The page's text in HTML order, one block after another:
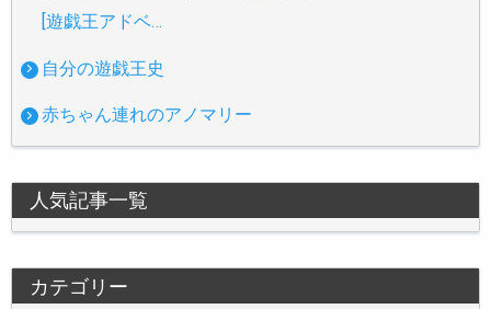
[遊戯王アドベ…
自分の遊戯王史
赤ちゃん連れのアノマリー
人気記事一覧
カテゴリー